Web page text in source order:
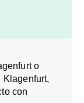
o
Klagenfurt,
con